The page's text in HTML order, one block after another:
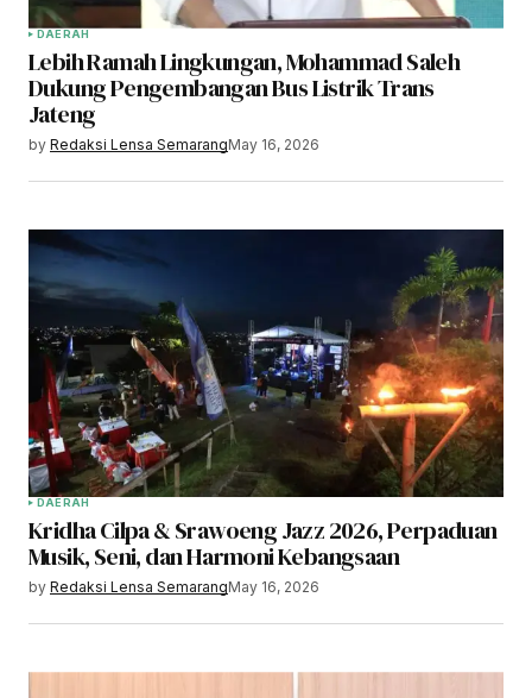
DAERAH
Lebih Ramah Lingkungan, Mohammad Saleh
Dukung Pengembangan Bus Listrik Trans
Jateng
by Redaksi Lensa SemarangMay 16, 2026
DAERAH
Kridha Cilpa & Srawoeng Jazz 2026, Perpaduan
Musik, Seni, dan Harmoni Kebangsaan
by Redaksi Lensa SemarangMay 16, 2026